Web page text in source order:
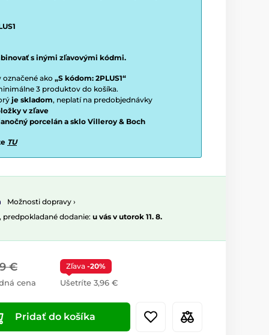
s inými zľavovými kódmi.
ako „S kódom: 2PLUS1“
3 produktov do košíka.
je skladom, neplatí na predobjednávky
v zľave
porcelán a sklo Villeroy & Boch
TU
Možnosti dopravy ›
predpokladané dodanie: u vás v utorok 11. 8.
€
cena
Zľava -20%
Ušetríte 3,96 €
Pridať do košíka